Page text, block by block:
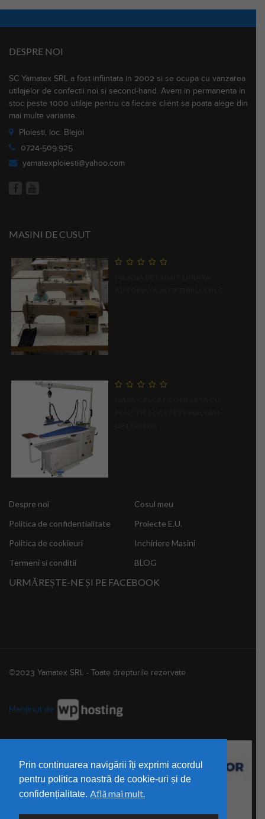
DESPRE NOI
SC Yamatex SRL a fost infiintata in 2002 si se ocupa cu vanzarea
utilajelor de confectii noi si second-hand. Avem in permanenta in
stoc peste 1000 utilaje pentru ca fiecare client sa poata alege din
mai multe variante.
Ploiesti, loc. Blejoi
0724-509.925
yamatexploiesti@yahoo.com
MASINI DE CUSUT
Despre noi
Politica de confidentialitate
Politica de cookieuri
Termeni si conditii
Cosul meu
Proiecte E.U.
Inchiriere Masini
BLOG
URMĂREȘTE-NE ȘI PE FACEBOOK
©2023 Yamatex SRL - Toate drepturile rezervate
Menținut de
Prin continuarea navigării îți exprimi acordul
pentru politica noastră de cookie-uri și de
confidențialitate. Află mai mult.